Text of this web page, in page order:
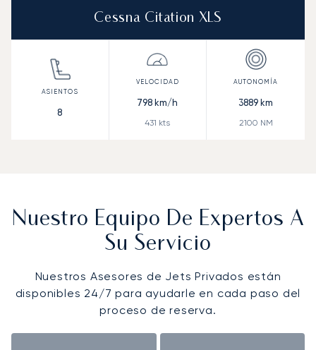
Cessna Citation XLS
8
798 km/h
431 kts
3889 km
2100 NM
Nuestro Equipo De Expertos A
Su Servicio
Nuestros Asesores de Jets Privados están
disponibles 24/7 para ayudarle en cada paso del
proceso de reserva.